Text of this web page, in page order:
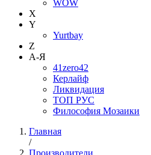
WOW
X
Y
Yurtbay
Z
А-Я
41zero42
Керлайф
Ликвидация
ТОП РУС
Философия Мозаики
Главная
/
Производители